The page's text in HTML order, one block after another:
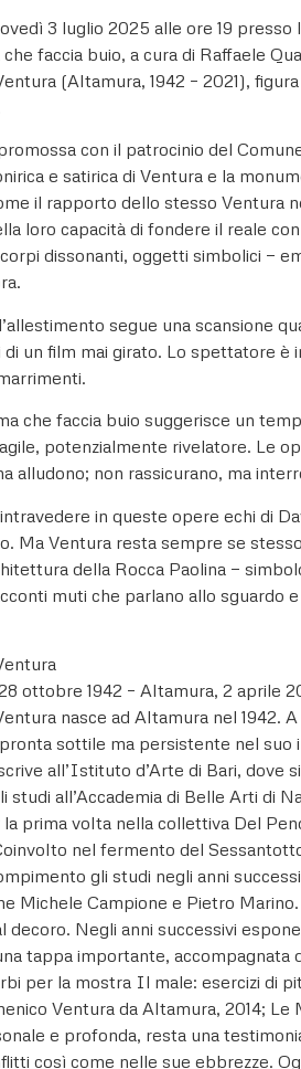
3 luglio 2025 alle ore 19
faccia buio, a cura di Raffaele
(Altamura, 1942 – 2021),
con il patrocinio del
e satirica di Ventura e la
il rapporto dello stesso Ventura
loro capacità di fondere il reale
dissonanti, oggetti simbolici —
segue una scansione
un film mai girato. Lo spettatore è
che faccia buio suggerisce un
potenzialmente rivelatore. Le
alludono; non rassicurano, ma
in queste opere echi di
Ma Ventura resta sempre se
della Rocca Paolina —
muti che parlano allo sguardo
ottobre 1942 – Altamura, 2 aprile
nasce ad Altamura nel 1942.
sottile ma persistente nel suo
all’Istituto d’Arte di Bari,
studi all’Accademia di Belle Arti di
prima volta nella collettiva Del
nel fermento del
gli studi negli anni
Michele Campione e Pietro
decoro. Negli anni successivi
tappa importante, accompagnata
per la mostra Il male: esercizi di
Ventura da Altamura, 2014;
e profonda, resta una
così come nelle sue ebbrezze.